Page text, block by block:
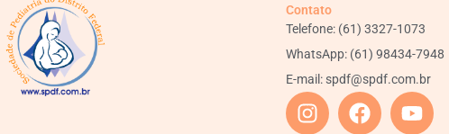
Contato
Telefone: (61) 3327-1073
WhatsApp: (61) 98434-7948
E-mail: spdf@spdf.com.br